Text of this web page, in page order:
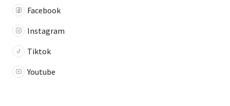
Facebook
Instagram
Tiktok
Youtube